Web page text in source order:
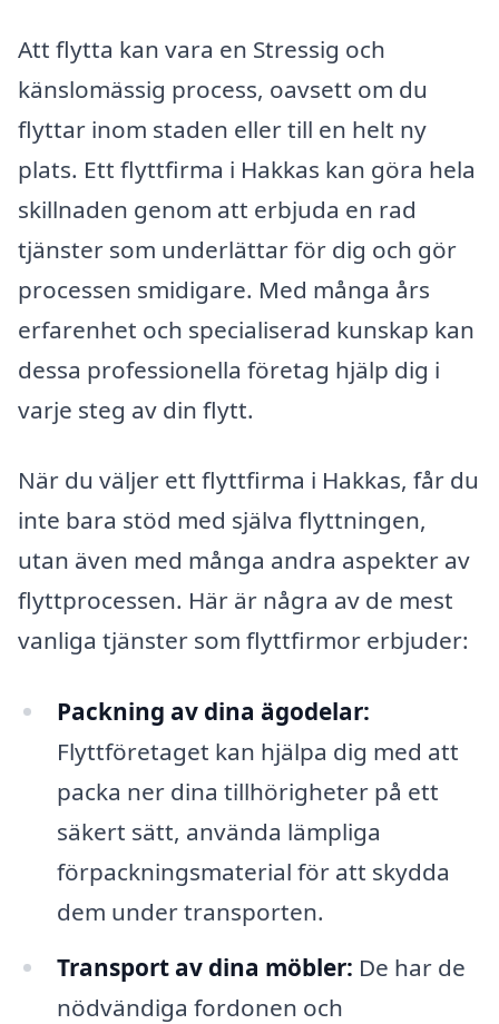
Att flytta kan vara en Stressig och
känslomässig process, oavsett om du
flyttar inom staden eller till en helt ny
plats. Ett flyttfirma i Hakkas kan göra hela
skillnaden genom att erbjuda en rad
tjänster som underlättar för dig och gör
processen smidigare. Med många års
erfarenhet och specialiserad kunskap kan
dessa professionella företag hjälp dig i
varje steg av din flytt.
När du väljer ett flyttfirma i Hakkas, får du
inte bara stöd med själva flyttningen,
utan även med många andra aspekter av
flyttprocessen. Här är några av de mest
vanliga tjänster som flyttfirmor erbjuder:
Packning av dina ägodelar:
Flyttföretaget kan hjälpa dig med att
packa ner dina tillhörigheter på ett
säkert sätt, använda lämpliga
förpackningsmaterial för att skydda
dem under transporten.
Transport av dina möbler: De har de
nödvändiga fordonen och